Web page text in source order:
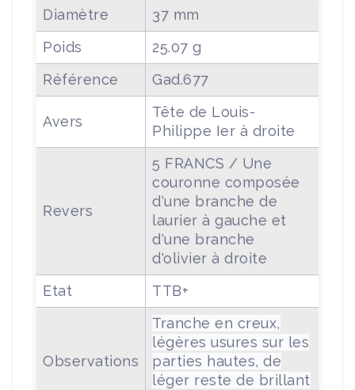
Diamètre
37 mm
Poids
25.07 g
Référence
Gad.677
Avers
Tête de Louis-
Philippe Ier à droite
Revers
5 FRANCS / Une
couronne composée
d'une branche de
laurier à gauche et
d'une branche
d'olivier à droite
Etat
TTB+
Observations
Tranche en creux,
légères usures sur les
parties hautes, de
léger reste de brillant